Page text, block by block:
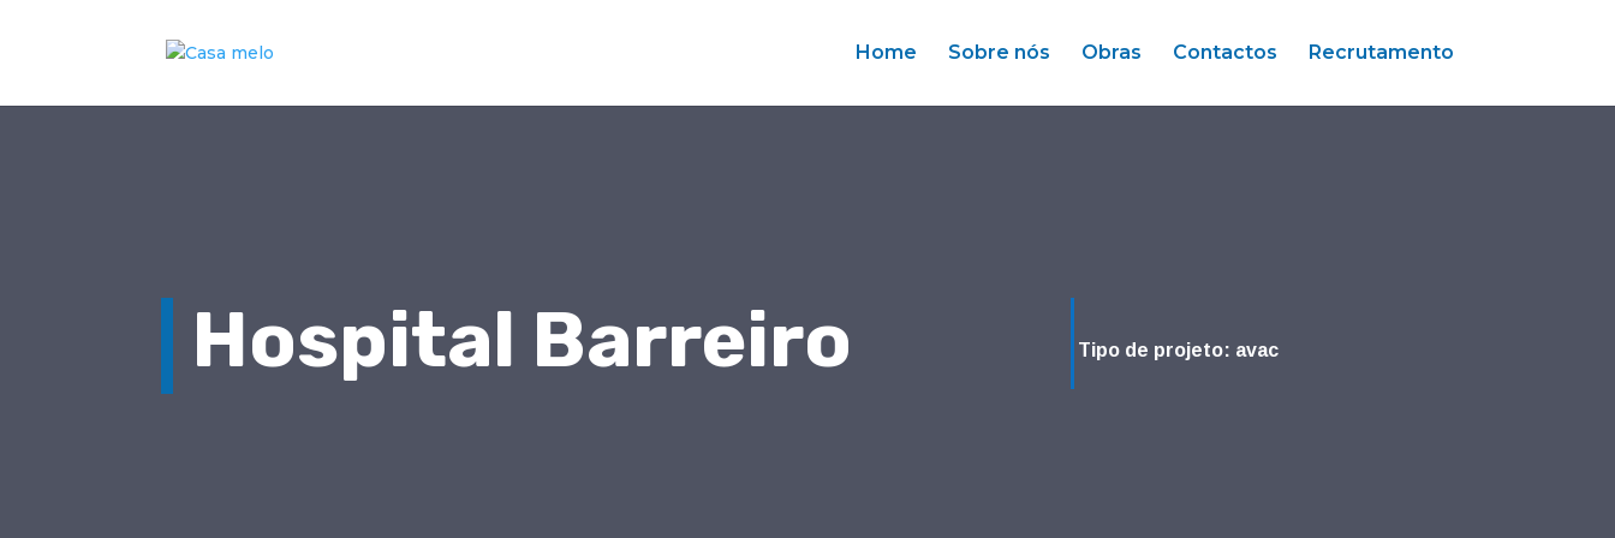
Home Sobre nós Obras Contactos Recrutamento
Hospital Barreiro Tipo de projeto: avac